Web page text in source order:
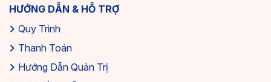
HƯỚNG DẪN & HỖ TRỢ
Quy Trình
Thanh Toán
Hướng Dẫn Quản Trị